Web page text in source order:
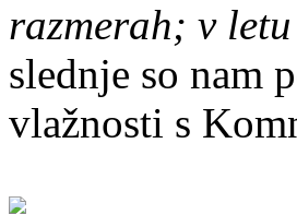
razmerah; v
slednje so nam
vlažnosti s